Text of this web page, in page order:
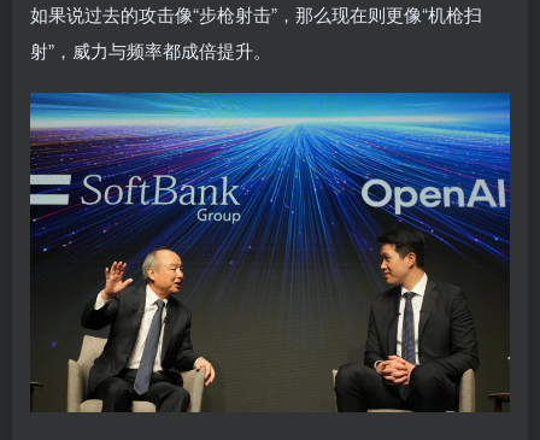
如果说过去的攻击像“步枪射击”，那么现在则更像“机枪扫
射”，威力与频率都成倍提升。